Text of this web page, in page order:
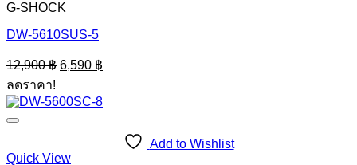
G-SHOCK
DW-5610SUS-5
12,900฿ Original
price
12,900 ฿.
6,590 ฿
price
6,590 ฿.
ลดราคา!
Add to Wishlist
Quick View